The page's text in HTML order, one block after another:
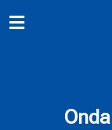
para